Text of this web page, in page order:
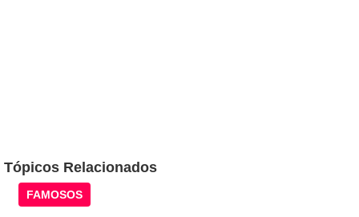
Tópicos Relacionados
FAMOSOS